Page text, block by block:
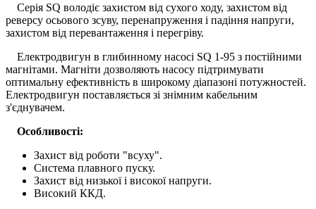
Серія SQ володіє захистом від сухого ходу, захистом від
реверсу осьового зсуву, перенапруження і падіння напруги,
захистом від перевантаження і перегріву.
Електродвигун в глибинному насосі SQ 1-95 з постійними
магнітами. Магніти дозволяють насосу підтримувати
оптимальну ефективність в широкому діапазоні потужностей.
Електродвигун поставляється зі знімним кабельним
з'єднувачем.
Особливості:
Захист від роботи "всуху".
Система плавного пуску.
Захист від низької і високої напруги.
Високий ККД.